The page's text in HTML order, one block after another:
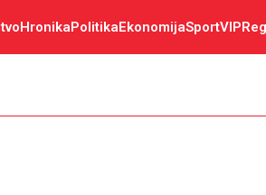
HronikaPolitikaEkonomijaSportVIP